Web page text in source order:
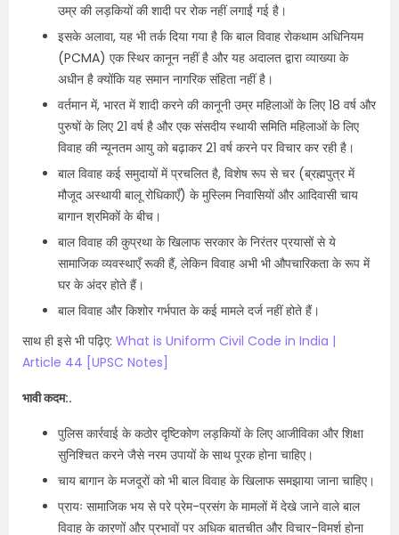
उम्र की लड़कियों की शादी पर रोक नहीं लगाईं गई है।
इसके अलावा, यह भी तर्क दिया गया है कि बाल विवाह रोकथाम अधिनियम
(PCMA) एक स्थिर कानून नहीं है और यह अदालत द्वारा व्याख्या के
अधीन है क्योंकि यह समान नागरिक संहिता नहीं है।
वर्तमान में, भारत में शादी करने की कानूनी उम्र महिलाओं के लिए 18 वर्ष और
पुरुषों के लिए 21 वर्ष है और एक संसदीय स्थायी समिति महिलाओं के लिए
विवाह की न्यूनतम आयु को बढ़ाकर 21 वर्ष करने पर विचार कर रही है।
बाल विवाह कई समुदायों में प्रचलित है, विशेष रूप से चर (ब्रह्मपुत्र में
मौजूद अस्थायी बालू रोधिकाएँ) के मुस्लिम निवासियों और आदिवासी चाय
बागान श्रमिकों के बीच।
बाल विवाह की कुप्रथा के खिलाफ सरकार के निरंतर प्रयासों से ये
सामाजिक व्यवस्थाएँ रूकी हैं, लेकिन विवाह अभी भी औपचारिकता के रूप में
घर के अंदर होते हैं।
बाल विवाह और किशोर गर्भपात के कई मामले दर्ज नहीं होते हैं।
साथ ही इसे भी पढ़िए: What is Uniform Civil Code in India |
Article 44 [UPSC Notes]
भावी कदम:.
पुलिस कार्रवाई के कठोर दृष्टिकोण लड़कियों के लिए आजीविका और शिक्षा
सुनिश्चित करने जैसे नरम उपायों के साथ पूरक होना चाहिए।
चाय बागान के मजदूरों को भी बाल विवाह के खिलाफ समझाया जाना चाहिए।
प्रायः सामाजिक भय से परे प्रेम-प्रसंग के मामलों में देखे जाने वाले बाल
विवाह के कारणों और प्रभावों पर अधिक बातचीत और विचार-विमर्श होना